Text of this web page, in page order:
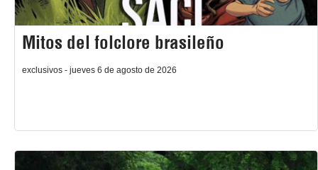
Mitos del folclore brasileño
exclusivos - jueves 6 de agosto de 2026